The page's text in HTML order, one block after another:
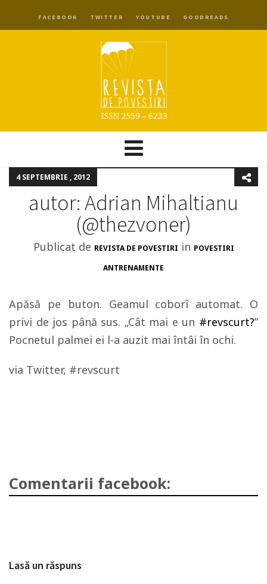
FACEBOOK TWITTER YOUTUBE GOODREADS
4 SEPTEMBRIE , 2012
autor: Adrian Mihaltianu
(‏@thezvoner)
Publicat de REVISTA DE POVESTIRI in POVESTIRI
ANTRENAMENTE
Apăsă pe buton. Geamul coborî automat. O
privi de jos până sus. „Cât mai e un #revscurt?”
Pocnetul palmei ei l-a auzit mai întâi în ochi.
via Twitter, #revscurt
Comentarii facebook:
Lasă un răspuns